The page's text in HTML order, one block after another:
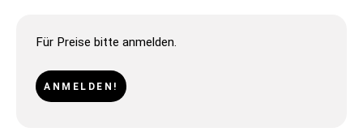
Für Preise bitte anmelden.
ANMELDEN!